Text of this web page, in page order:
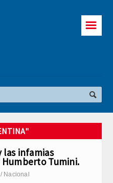
☰
las infamias
Humberto Tumini.
Nacional